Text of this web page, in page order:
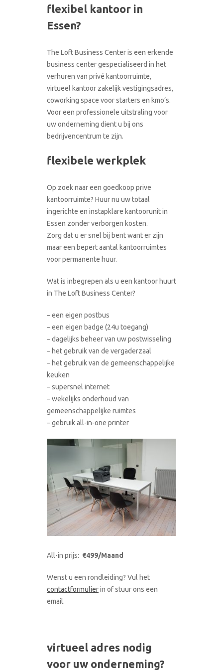
CONTACT
flexibel kantoor in
Essen?
The Loft Business Center is een erkende
business center gespecialiseerd in het
verhuren van privé kantoorruimte,
virtueel kantoor zakelijk vestigingsadres,
coworking space voor starters en kmo’s.
Voor een professionele uitstraling voor
uw onderneming dient u bij ons
bedrijvencentrum te zijn.
flexibele werkplek
Op zoek naar een goedkoop prive
kantoorruimte? Huur nu uw totaal
ingerichte en instapklare kantoorunit in
Essen zonder verborgen kosten.
Zorg dat u er snel bij bent want er zijn
maar een bepert aantal kantoorruimtes
voor permanente huur.
Wat is inbegrepen als u een kantoor huurt
in The Loft Business Center?
– een eigen postbus
– een eigen badge (24u toegang)
– dagelijks beheer van uw postwisseling
– het gebruik van de vergaderzaal
– het gebruik van de gemeenschappelijke
keuken
– supersnel internet
– wekelijks onderhoud van
gemeenschappelijke ruimtes
– gebruik all-in-one printer
All-in prijs: €499/Maand
Wenst u een rondleiding? Vul het
contactformulierin of stuur ons een
email.
virtueel adres nodig
voor uw onderneming?